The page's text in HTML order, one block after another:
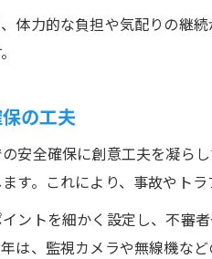
警備員の人手不足と
求人ジャーナル
地元で安定して
体力的な負担や気配りの継
の工夫
安全確保に創意工夫を凝ら
す。これにより、事故やト
ントを細かく設定し、不審
は、監視カメラや無線機な